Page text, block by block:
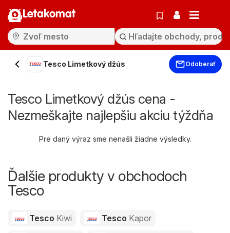
Letakomat
Tesco Limetkový džús Odoberať
Tesco Limetkový džús cena -
Nezmeškajte najlepšiu akciu týždňa
Pre daný výraz sme nenašli žiadne výsledky.
Ďalšie produkty v obchodoch
Tesco
Tesco Kiwi Tesco Kapor